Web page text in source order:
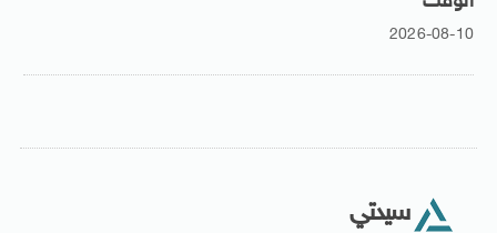
2026-08-10
سيدتي